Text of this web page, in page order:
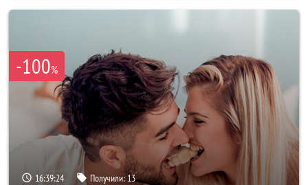
-100%
16:39:21 Получили: 13